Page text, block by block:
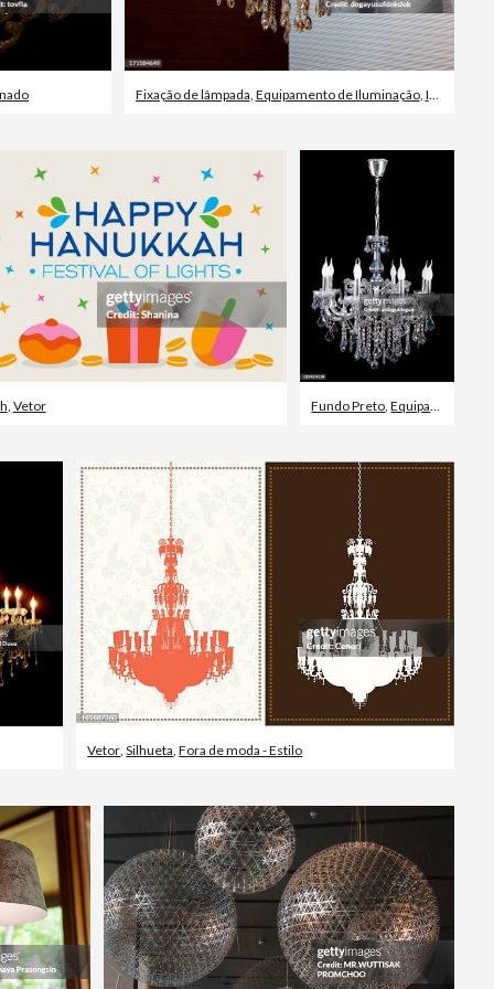
Fixação de lâmpada Equipamento de Iluminação, Interior de Casa
Vetor Fundo Preto ,Equipamento de Iluminação
Vetor,Silhueta,Fora de moda - Estilo